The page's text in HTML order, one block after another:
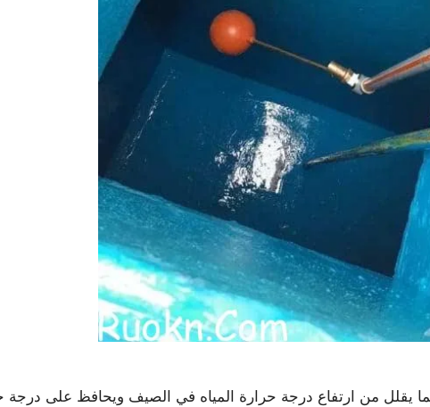
يقلل من ارتفاع درجة حرارة المياه في الصيف ويحافظ على درجة